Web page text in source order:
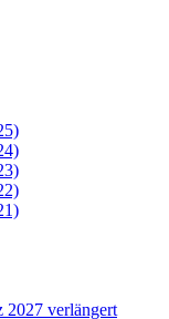
2027 verlängert